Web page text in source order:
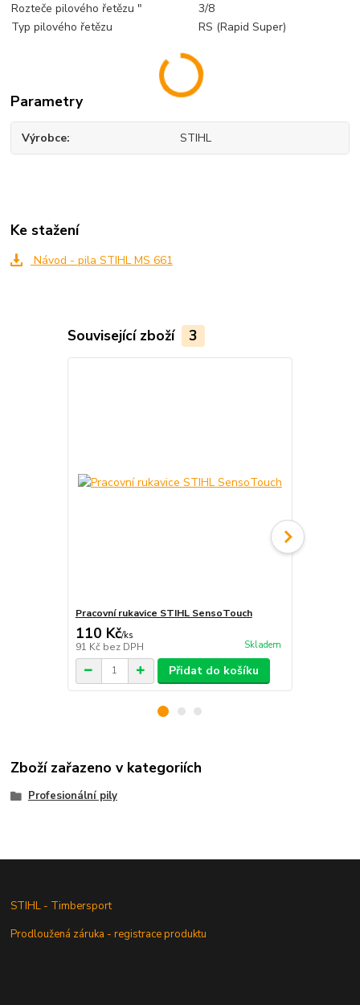
Rozteče pilového řetězu "
3/8
Typ pilového řetězu
RS (Rapid Super)
Parametry
Výrobce STIHL
Ke stažení
Návod - pila STIHL MS 661
Související zboží 3
Pracovní rukavice STIHL SensoTouch
110 Kč/ks
91 Kč bez DPH Skladem
Přidat do košíku
Zboží zařazeno v kategoriích
Profesionální pily
STIHL - Timbersport
Prodloužená záruka - registrace produktu